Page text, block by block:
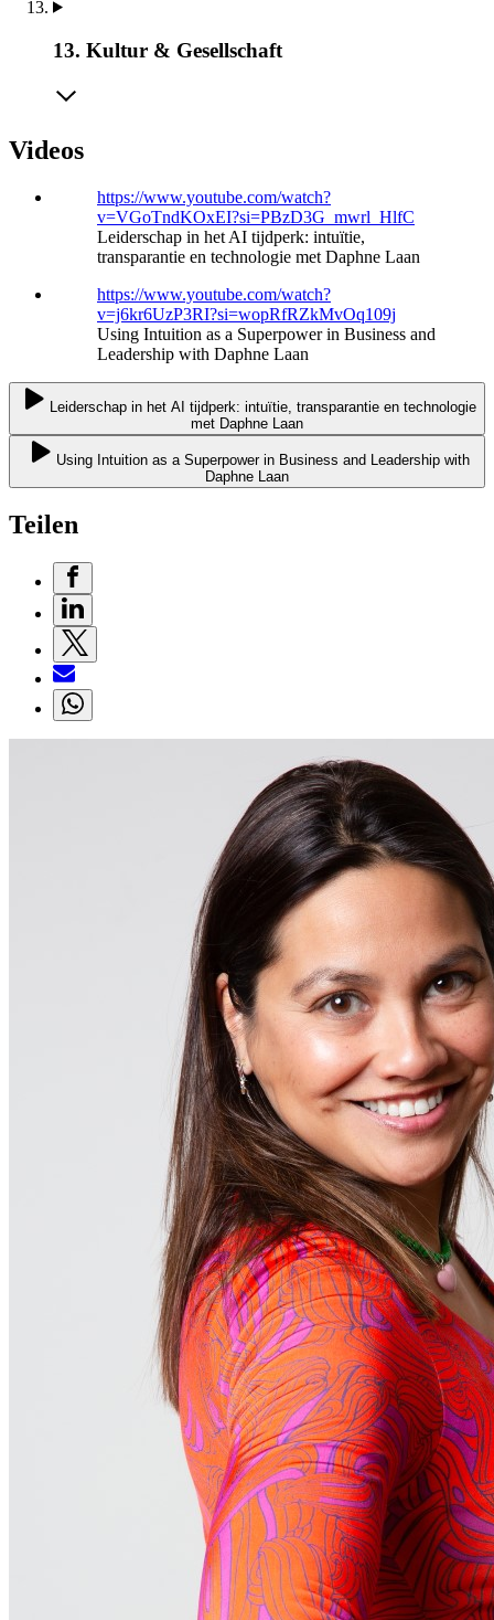
13. Kultur & Gesellschaft
Videos
https://www.youtube.com/watch?
v=VGoTndKOxEI?si=PBzD3G_mwrl_HlfC
Leiderschap in het AI tijdperk: intuïtie,
transparantie en technologie met Daphne Laan
https://www.youtube.com/watch?
v=j6kr6UzP3RI?si=wopRfRZkMvOq109j
Using Intuition as a Superpower in Business and
Leadership with Daphne Laan
Leiderschap in het AI tijdperk: intuïtie, transparantie en technologie
met Daphne Laan
Using Intuition as a Superpower in Business and Leadership with
Daphne Laan
Teilen